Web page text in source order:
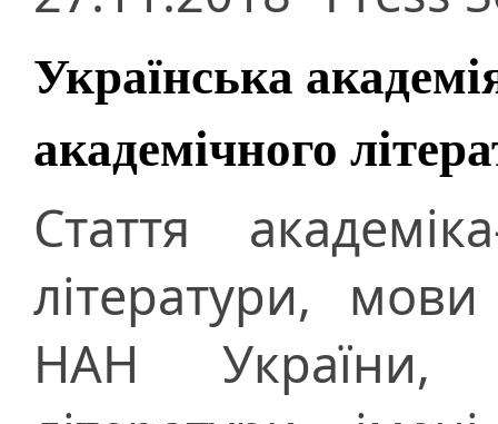
Українська
академічного
Стаття
літератури,
НАН України,